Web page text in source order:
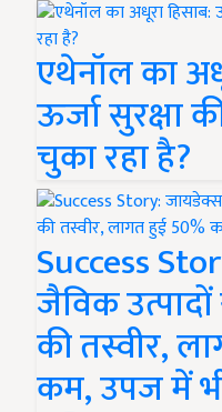
एथेनॉल का
ऊर्जा सुरक्षा
चुका रहा है?
Success
जैविक
की तस्वीर,
कम, उपज में